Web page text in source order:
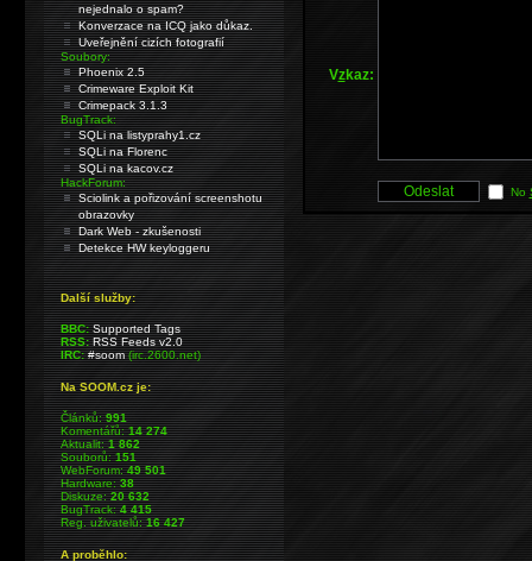
Vzkaz:
No
nejednalo o spam?
Konverzace na ICQ jako důkaz.
Uveřejnění cizích fotografií
Soubory:
Phoenix 2.5
Crimeware Exploit Kit
Crimepack 3.1.3
BugTrack:
SQLi na listyprahy1.cz
SQLi na Florenc
SQLi na kacov.cz
HackForum:
Sciolink a pořizování screenshotu
obrazovky
Dark Web - zkušenosti
Detekce HW keyloggeru
Další služby:
BBC: Supported Tags
RSS: RSS Feeds v2.0
IRC: #soom(irc.2600.net)
Na SOOM.cz je:
Článků:991
Komentářů:14 274
Aktualit:1 862
Souborů:151
WebForum:49 501
Hardware:38
Diskuze:20 632
BugTrack:4 415
Reg. uživatelů:16 427
A proběhlo: